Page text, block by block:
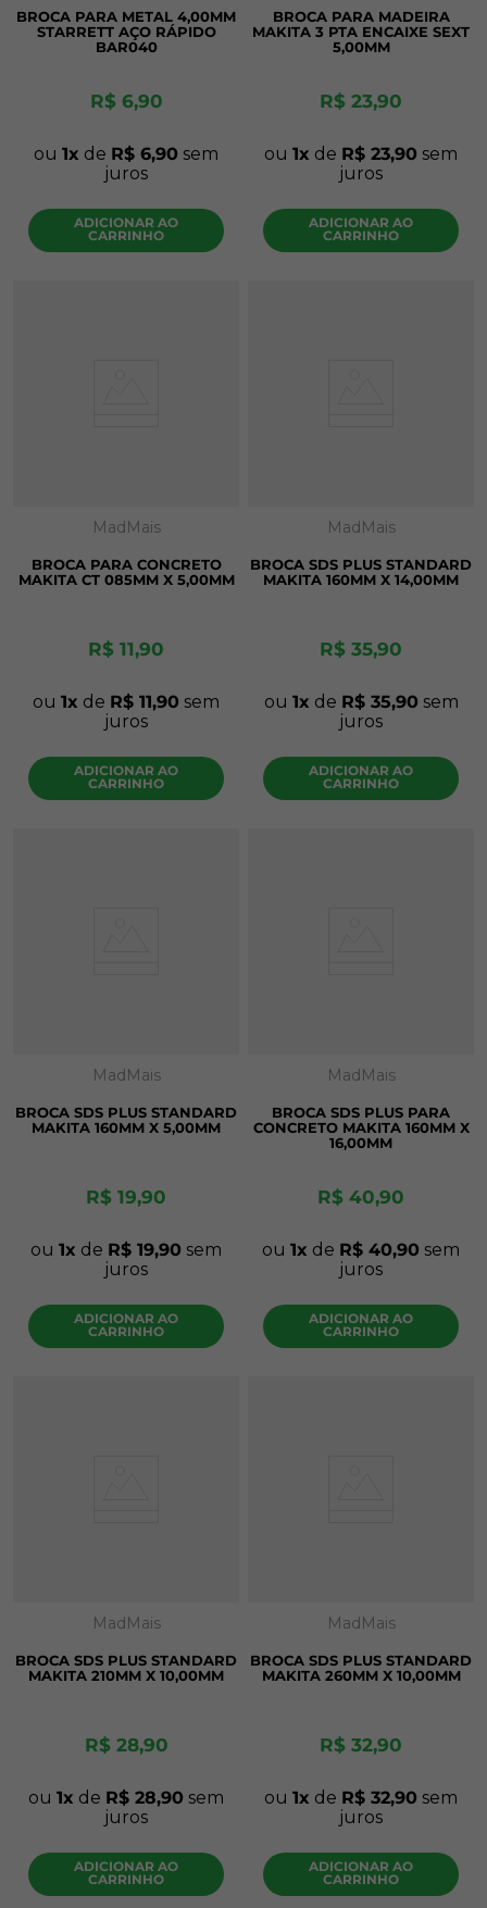
BROCA PARA METAL 4,00MM
STARRETT AÇO RÁPIDO
BAR040
R$ 6,90
ou 1 de R$ 6,90 sem
juros
ADICIONAR AO
CARRINHO
BROCA PARA MADEIRA
MAKITA 3 PTA ENCAIXE SEXT
5,00MM
R$ 23,90
ou 1 de R$ 23,90 sem
juros
ADICIONAR AO
CARRINHO
MadMais
BROCA PARA CONCRETO
MAKITA CT 085MM X 5,00MM
R$ 11,90
ou 1 de R$ 11,90 sem
juros
ADICIONAR AO
CARRINHO
MadMais
BROCA SDS PLUS STANDARD
MAKITA 160MM X 14,00MM
R$ 35,90
ou 1 de R$ 35,90 sem
juros
ADICIONAR AO
CARRINHO
MadMais
BROCA SDS PLUS STANDARD
MAKITA 160MM X 5,00MM
R$ 19,90
ou 1 de R$ 19,90 sem
juros
ADICIONAR AO
CARRINHO
MadMais
BROCA SDS PLUS PARA
CONCRETO MAKITA 160MM X
16,00MM
R$ 40,90
ou 1 de R$ 40,90 sem
juros
ADICIONAR AO
CARRINHO
MadMais
BROCA SDS PLUS STANDARD
MAKITA 210MM X 10,00MM
R$ 28,90
ou 1 de R$ 28,90 sem
juros
ADICIONAR AO
CARRINHO
MadMais
BROCA SDS PLUS STANDARD
MAKITA 260MM X 10,00MM
R$ 32,90
ou 1 de R$ 32,90 sem
juros
ADICIONAR AO
CARRINHO